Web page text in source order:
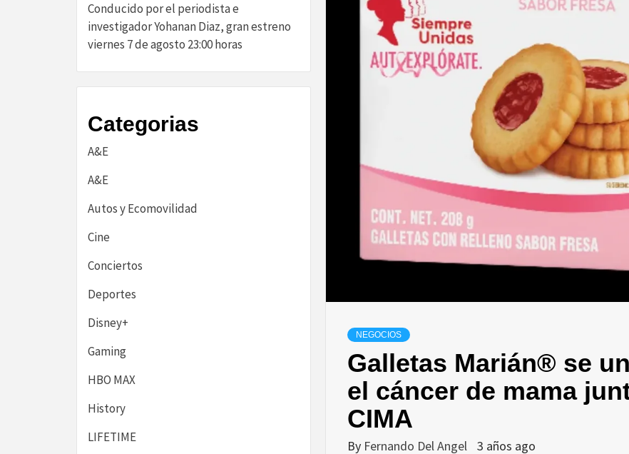
NEGOCIOS
Galletas Marián® se
el cáncer de mama
CIMA
By Fernando Del Angel 3 años ago
Conducido por el periodista e
investigador Yohanan Diaz, gran estreno
viernes 7 de agosto 23:00 horas
Categorias
A&E
A&E
Autos y Ecomovilidad
Cine
Conciertos
Deportes
Disney+
Gaming
HBO MAX
History
LIFETIME